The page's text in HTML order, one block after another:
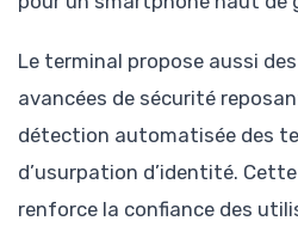
Le terminal propose aussi
avancées de sécurité
détection automatisée des
d’usurpation d’identité.
renforce la confiance des